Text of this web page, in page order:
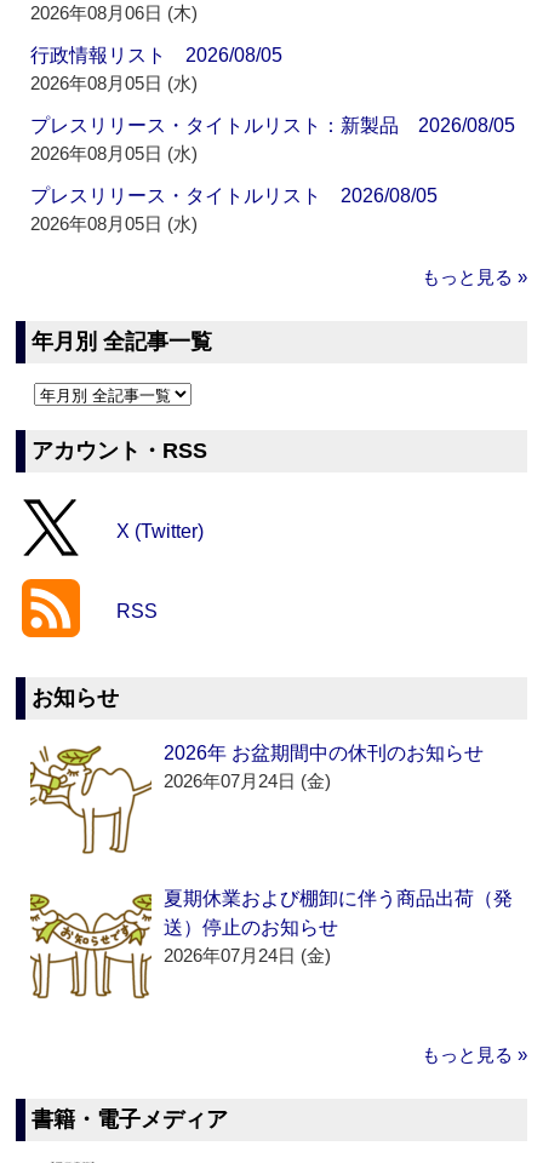
2026年08月06日 (木)
行政情報リスト 2026/08/05
2026年08月05日 (水)
プレスリリース・タイトルリスト：新製品 2026/08/05
2026年08月05日 (水)
プレスリリース・タイトルリスト 2026/08/05
2026年08月05日 (水)
もっと見る »
年月別 全記事一覧
アカウント・RSS
X (Twitter)
RSS
お知らせ
2026年 お盆期間中の休刊のお知らせ
2026年07月24日 (金)
夏期休業および棚卸に伴う商品出荷（発
送）停止のお知らせ
2026年07月24日 (金)
もっと見る »
書籍・電子メディア